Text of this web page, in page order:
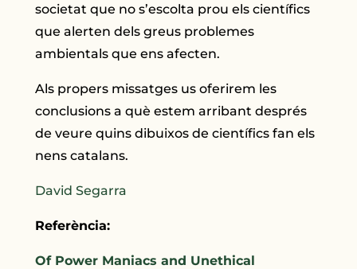
societat que no s’escolta prou els científics
que alerten dels greus problemes
ambientals que ens afecten.
Als propers missatges us oferirem les
conclusions a què estem arribant després
de veure quins dibuixos de científics fan els
nens catalans.
David Segarra
Referència:
Of Power Maniacs and Unethical